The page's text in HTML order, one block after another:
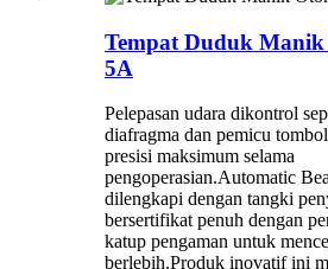
Tempat Duduk
5A
Pelepasan udara dikontrol
diafragma dan pemicu
presisi maksimum selama
pengoperasian.Automatic
dilengkapi dengan tangki
bersertifikat penuh dengan
katup pengaman untuk
berlebih.Produk inovatif ini